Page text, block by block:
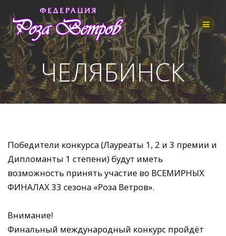
Skip
to
content
ЧЕЛЯБИНСК
Победители конкурса (Лауреаты 1, 2 и 3 премии и
Дипломанты 1 степени) будут иметь
возможность принять участие во ВСЕМИРНЫХ
ФИНАЛАХ 33 сезона «Роза Ветров».
Внимание!
Финальный международный конкурс пройдёт